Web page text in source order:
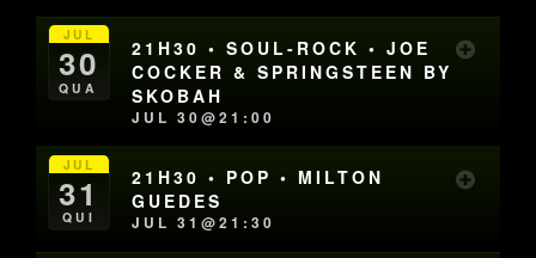
JUL
30
QUA
21H30 • SOUL-ROCK • JOE
COCKER & SPRINGSTEEN BY
SKOBAH
JUL 30@21:00
JUL
31
QUI
21H30 • POP • MILTON
GUEDES
JUL 31@21:30